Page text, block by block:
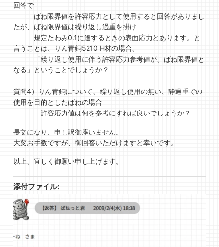
回答で
ばね限界値を許容応力として使用すると回答がありまし
たが、ばね限界値は繰り返し過重を掛け
規定たわみ0.1に達するときの表面応力とあります。と
言うことは、りん青銅5210 H材の場合、
「繰り返し使用に伴う許容応力参考値が、ばね限界値と
なる」ということでしょうか？
質問4）りん青銅について、繰り返し使用の無い、静過重での
使用を目的としたばねの場合
許容応力値は何を参考にすれば良いでしょうか？
長文になり、申し訳御座いません。
大変お手数ですが、御回答いただけますと幸いです。
以上、宜しく御願い申し上げます。
添付ファイル: